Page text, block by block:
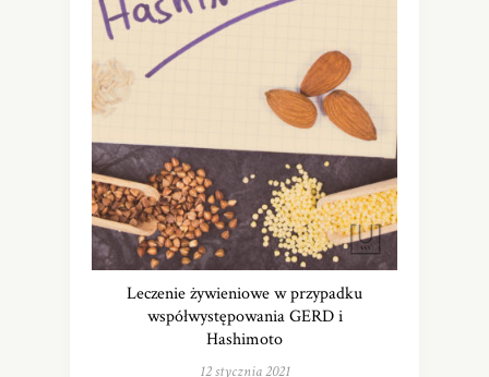
Leczenie żywieniowe w przypadku
współwystępowania GERD i
Hashimoto
12 stycznia 2021